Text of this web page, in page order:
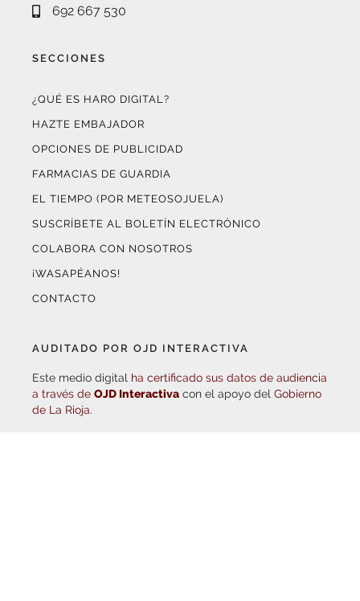
692 667 530
SECCIONES
¿QUÉ ES HARO DIGITAL?
HAZTE EMBAJADOR
OPCIONES DE PUBLICIDAD
FARMACIAS DE GUARDIA
EL TIEMPO (POR METEOSOJUELA)
SUSCRÍBETE AL BOLETÍN ELECTRÓNICO
COLABORA CON NOSOTROS
¡WASAPÉANOS!
CONTACTO
AUDITADO POR OJD INTERACTIVA
Este medio digital ha certificado sus datos de audiencia
a través de OJD Interactiva con el apoyo del Gobierno
de La Rioja.